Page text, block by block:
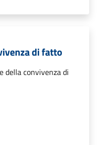
di fatto
della convivenza di